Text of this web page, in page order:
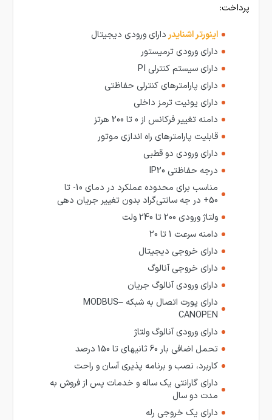
پرداخت:
اینورتر اشنایدردارای ورودی دیجیتال
دارای ورودی ترمیستور
دارای سیستم کنترلی PI
دارای پارامترهای کنترلی حفاظتی
دارای یونیت ترمز داخلی
دامنه تغییر فرکانس از 0 تا 200 هرتز
قابلیت پارامترهای راه اندازی موتور
دارای ورودی دو قطبی
درجه حفاظتی IP20
مناسب برای محدوده عملکرد در دمای 10- تا
50+ در جه سانتی‌گراد بدون تغییر جریان دهی
ولتاژ ورودی 200 تا 240 ولت
دامنه سرعت 1 تا 20
دارای خروجی دیجیتال
دارای خروجی آنالوگ
دارای ورودی آنالوگ جریان
دارای پورت اتصال به شبکه MODBUS–
CANOPEN
دارای ورودی آنالوگ ولتاژ
تحمل اضافی بار 60 ثانیه‎ای تا 150 درصد
کاربرد، نصب و برنامه پذیری آسان و راحت
دارای گارانتی یک ساله و خدمات پس از فروش به
مدت دو سال
دارای یک خروجی رله